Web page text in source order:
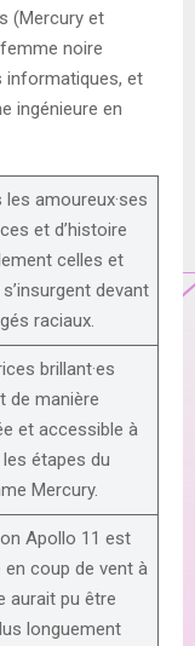
(Mercury et
noire
informatiques, et
ingénieure en
les amoureux·ses
et d’histoire
celles et
devant
raciaux.
brillant·es
de manière
et accessible à
étapes du
Mercury.
Apollo 11 est
en coup de vent à
aurait pu être
longuement